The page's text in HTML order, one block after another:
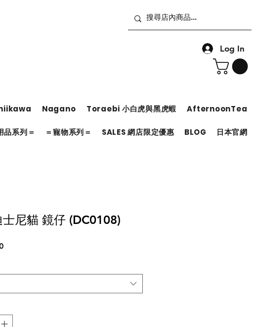
Log In
Nagano Toraebi 小白虎與黑虎蝦 AfternoonTea
品系列＝ ＝寵物系列＝ SALES 網店限定優惠 BLOG 日本官網
士尼貓 鏡仔 (DC0108)
價